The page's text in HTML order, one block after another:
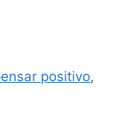
positivo,